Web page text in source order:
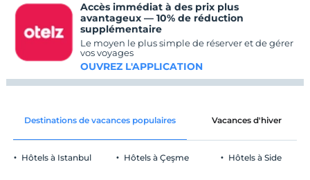
Accès immédiat à des prix plus
avantageux — 10% de réduction
supplémentaire
Le moyen le plus simple de réserver et de gérer
vos voyages
OUVREZ L'APPLICATION
Destinations de vacances populaires Vacances d'hiver
Hôtels à Istanbul Hôtels à Çeşme Hôtels à Side